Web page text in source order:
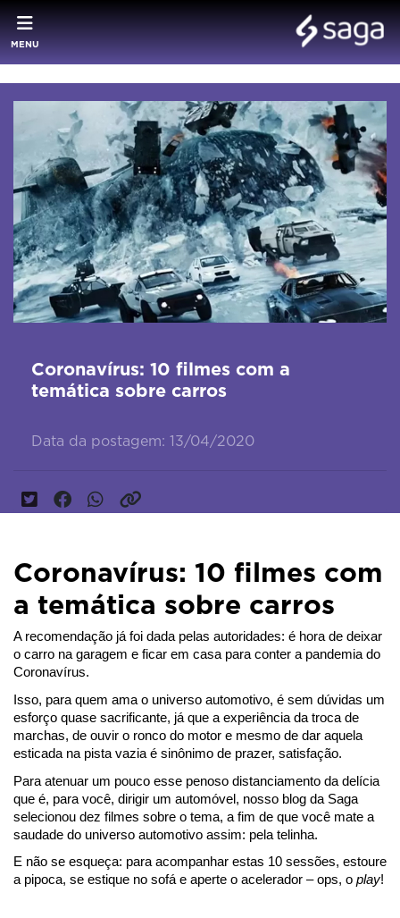
MENU
Coronavírus: 10 filmes com a
temática sobre carros
Data da postagem: 13/04/2020
Coronavírus: 10 filmes com
a temática sobre carros
A recomendação já foi dada pelas autoridades: é hora de deixar
o carro na garagem e ficar em casa para conter a pandemia do
Coronavírus.
Isso, para quem ama o universo automotivo, é sem dúvidas um
esforço quase sacrificante, já que a experiência da troca de
marchas, de ouvir o ronco do motor e mesmo de dar aquela
esticada na pista vazia é sinônimo de prazer, satisfação.
Para atenuar um pouco esse penoso distanciamento da delícia
que é, para você, dirigir um automóvel, nosso blog da Saga
selecionou dez filmes sobre o tema, a fim de que você mate a
saudade do universo automotivo assim: pela telinha.
E não se esqueça: para acompanhar estas 10 sessões, estoure
a pipoca, se estique no sofá e aperte o acelerador – ops, o play!